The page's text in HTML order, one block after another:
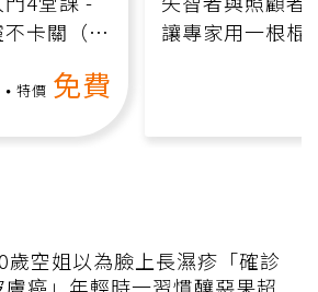
卡關（線
特價 免費
讓專家用一根棍
歲空姐以為臉上長濕疹「確診
膚癌」年輕時一習慣釀惡果超